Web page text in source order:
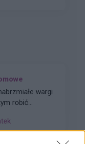
wargi
robić...